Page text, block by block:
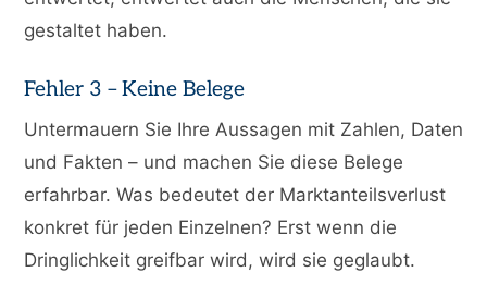
gestaltet haben.
Fehler 3 – Keine Belege
Untermauern Sie Ihre Aussagen mit Zahlen, Daten
und Fakten – und machen Sie diese Belege
erfahrbar. Was bedeutet der Marktanteilsverlust
konkret für jeden Einzelnen? Erst wenn die
Dringlichkeit greifbar wird, wird sie geglaubt.